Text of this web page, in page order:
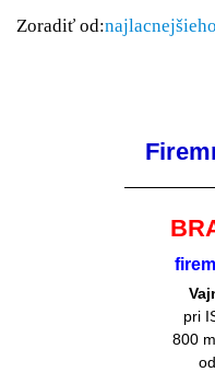
Zoradiť od:najlacnejšieho
pri
800